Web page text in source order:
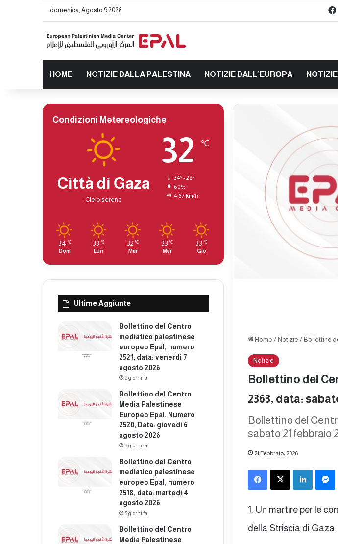
domenica, Agosto 9 2026
HOME NOTIZIE DALLA PALESTINA NOTIZIE DALL’EUROPA
Home / Notizie / Bollettino
Notizie
Bollettino del
2363, data:
Bollettino del
sabato 21 febbraio
21 Febbraio، 2026
Facebook X LinkedIn
1. Un martire per le
della Striscia di Gaza
Condizioni Metereologiche
Città di Gaza
Cielo sereno
32 ℃
34º - 28º
60%
4.67 km/h
34 ℃
Dom
33 ℃
Lun
32 ℃
Mar
33 ℃
Mer
33 ℃
Gio
Ultime Aggiunte
Bollettino del Centro
mediatico palestinese
europeo Epal, numero
2521, data: venerdì 7
agosto 2026
2 giorni fa
Bollettino del Centro
Media Palestinese
Europeo Epal, Numero
2520, Data: giovedì 6
agosto 2026
3 giorni fa
Bollettino del Centro
mediatico palestinese
europeo Epal, numero
2518, data: martedì 4
agosto 2026
5 giorni fa
Bollettino del Centro
Media Palestinese